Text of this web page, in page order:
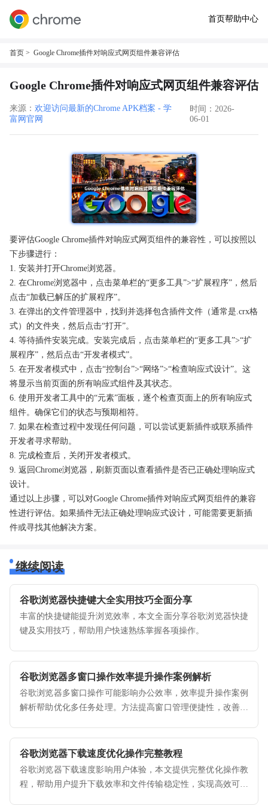
首页帮助中心
首页 > Google Chrome插件对响应式网页组件兼容评估
Google Chrome插件对响应式网页组件兼容评估
来源： 欢迎访问最新的Chrome APK档案 - 学
富网官网
时间：2026-
06-01
要评估Google Chrome插件对响应式网页组件的兼容性，可以按照以
下步骤进行：
1. 安装并打开Chrome浏览器。
2. 在Chrome浏览器中，点击菜单栏的“更多工具”>“扩展程序”，然后
点击“加载已解压的扩展程序”。
3. 在弹出的文件管理器中，找到并选择包含插件文件（通常是.crx格
式）的文件夹，然后点击“打开”。
4. 等待插件安装完成。安装完成后，点击菜单栏的“更多工具”>“扩
展程序”，然后点击“开发者模式”。
5. 在开发者模式中，点击“控制台”>“网络”>“检查响应式设计”。这
将显示当前页面的所有响应式组件及其状态。
6. 使用开发者工具中的“元素”面板，逐个检查页面上的所有响应式
组件。确保它们的状态与预期相符。
7. 如果在检查过程中发现任何问题，可以尝试更新插件或联系插件
开发者寻求帮助。
8. 完成检查后，关闭开发者模式。
9. 返回Chrome浏览器，刷新页面以查看插件是否已正确处理响应式
设计。
通过以上步骤，可以对Google Chrome插件对响应式网页组件的兼容
性进行评估。如果插件无法正确处理响应式设计，可能需要更新插
件或寻找其他解决方案。
继续阅读
谷歌浏览器快捷键大全实用技巧全面分享
丰富的快捷键能提升浏览效率，本文全面分享谷歌浏览器快捷
键及实用技巧，帮助用户快速熟练掌握各项操作。
谷歌浏览器多窗口操作效率提升操作案例解析
谷歌浏览器多窗口操作可能影响办公效率，效率提升操作案例
解析帮助优化多任务处理。方法提高窗口管理便捷性，改善工
谷歌浏览器下载速度优化操作完整教程
谷歌浏览器下载速度影响用户体验，本文提供完整优化操作教
程，帮助用户提升下载效率和文件传输稳定性，实现高效可靠